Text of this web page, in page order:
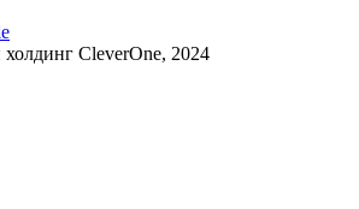
CleverOne, 2024